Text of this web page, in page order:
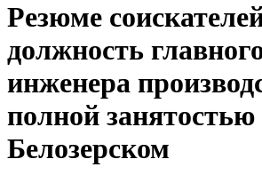
Резюме
должность
инженера
полной занятостью
Белозерском